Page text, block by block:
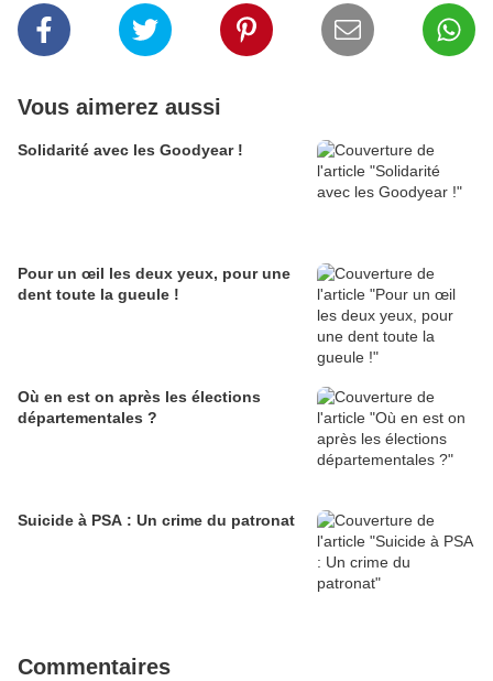
Vous aimerez aussi
Solidarité avec les Goodyear !
Pour un œil les deux yeux, pour une
dent toute la gueule !
Où en est on après les élections
départementales ?
Suicide à PSA : Un crime du patronat
Commentaires